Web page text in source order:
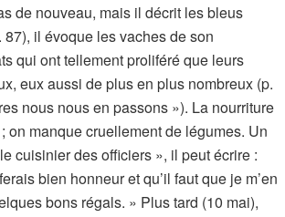
de nouveau, mais il décrit les bleus
il évoque les vaches de son
qui ont tellement proliféré que leurs
eux aussi de plus en plus nombreux (p.
nous nous en passons »). La nourriture
manque cruellement de légumes. Un
cuisinier des officiers », il peut écrire :
bien honneur et qu’il faut que je m’en
bons régals. » Plus tard (10 mai),